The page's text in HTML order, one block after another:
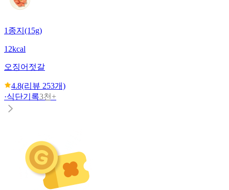
1종지(15g)
12kcal
오징어젓갈
4.8(리뷰 253개)
·식단기록3천+